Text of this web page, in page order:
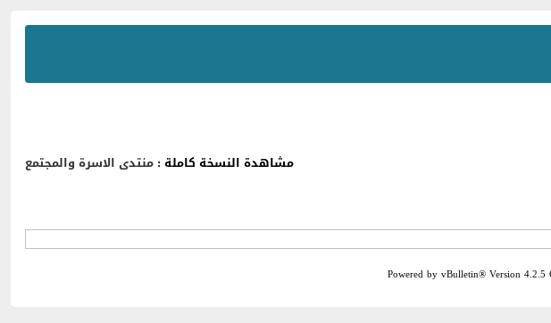
مشاهدة النسخة كاملة : منتدى الاسرة والمجتمع
Powered by vBulletin® Version